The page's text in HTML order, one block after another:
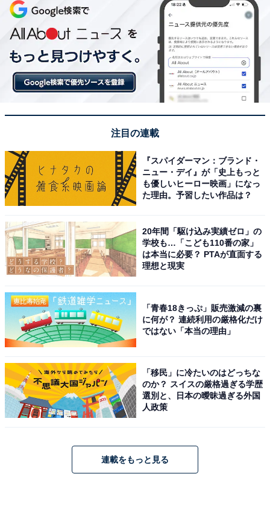
３つセットでレイヤードするとキュート！
いずれもシンプルでかわいいデザインなので、レイヤー
ドで利用してもかわいい！ タウンユースはもちろん、ア
大活躍してくれそうですね。
注目の連載
『スパイダーマン：ブランド・
ニュー・デイ』が「史上もっと
も優しいヒーロー映画」になっ
た理由。予習したい作品は？
20年間「駆け込み実績ゼロ」の
学校も…「こども110番の家」
は本当に必要？ PTAが直面する
理想と現実
「青春18きっぷ」販売激減の裏
に何が？ 連続利用の厳格化だけ
ではない「本当の理由」
「移民」に冷たいのはどっちな
のか？ スイスの厳格過ぎる学歴
選別と、日本の曖昧過ぎる外国
人政策
連載をもっと見る